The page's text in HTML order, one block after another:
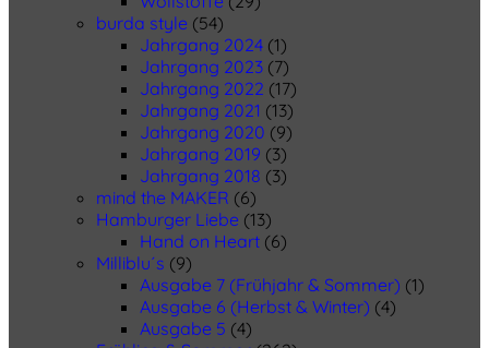
burda style (54)
Jahrgang 2024 (1)
Jahrgang 2023 (7)
Jahrgang 2022 (17)
Jahrgang 2021 (13)
Jahrgang 2020 (9)
Jahrgang 2019 (3)
Jahrgang 2018 (3)
mind the MAKER (6)
Hamburger Liebe (13)
Hand on Heart (6)
Milliblu´s (9)
Ausgabe 7 (Frühjahr & Sommer) (1)
Ausgabe 6 (Herbst & Winter) (4)
Ausgabe 5 (4)